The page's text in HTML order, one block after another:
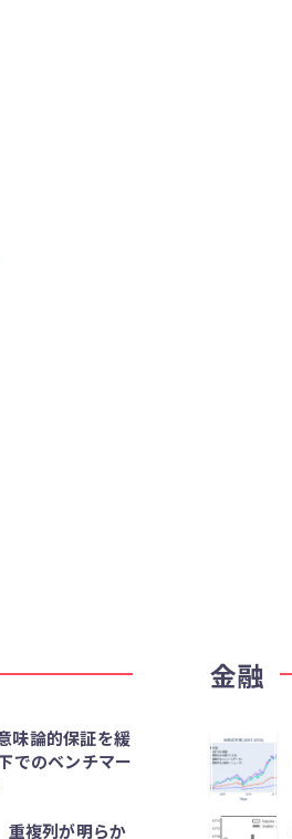
味論的保証を緩
でのベンチマー
複列が明らか
金融